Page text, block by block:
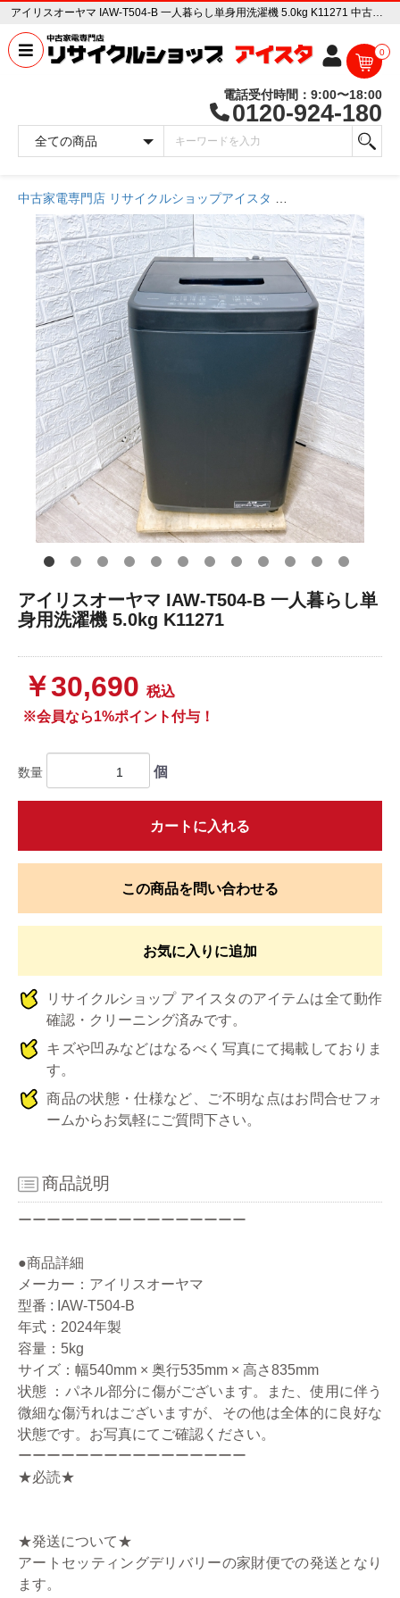
アイリスオーヤマ IAW-T504-B 一人暮らし単身用洗濯機 5.0kg K11271 中古家電販売専門店 リサイクルショップ アイスタ
0
電話受付時間：9:00〜18:00
0120-924-180
中古家電専門店 リサイクルショップアイスタ
アイリスオーヤマ IAW-T504-B 一人暮らし単
身用洗濯機 5.0kg K11271
￥30,690 税込
※会員なら1%ポイント付与！
数量 個
カートに入れる
この商品を問い合わせる
お気に入りに追加
リサイクルショップ アイスタのアイテムは全て動作
確認・クリーニング済みです。
キズや凹みなどはなるべく写真にて掲載しておりま
す。
商品の状態・仕様など、ご不明な点はお問合せフォ
ームからお気軽にご質問下さい。
商品説明
ーーーーーーーーーーーーーーーー
●商品詳細
メーカー：アイリスオーヤマ
型番 : IAW-T504-B
年式：2024年製
容量：5kg
サイズ：幅540mm × 奥行535mm × 高さ835mm
状態 ：パネル部分に傷がございます。また、使用に伴う
微細な傷汚れはございますが、その他は全体的に良好な
状態です。お写真にてご確認ください。
ーーーーーーーーーーーーーーーー
★必読★
★発送について★
アートセッティングデリバリーの家財便での発送となり
ます。